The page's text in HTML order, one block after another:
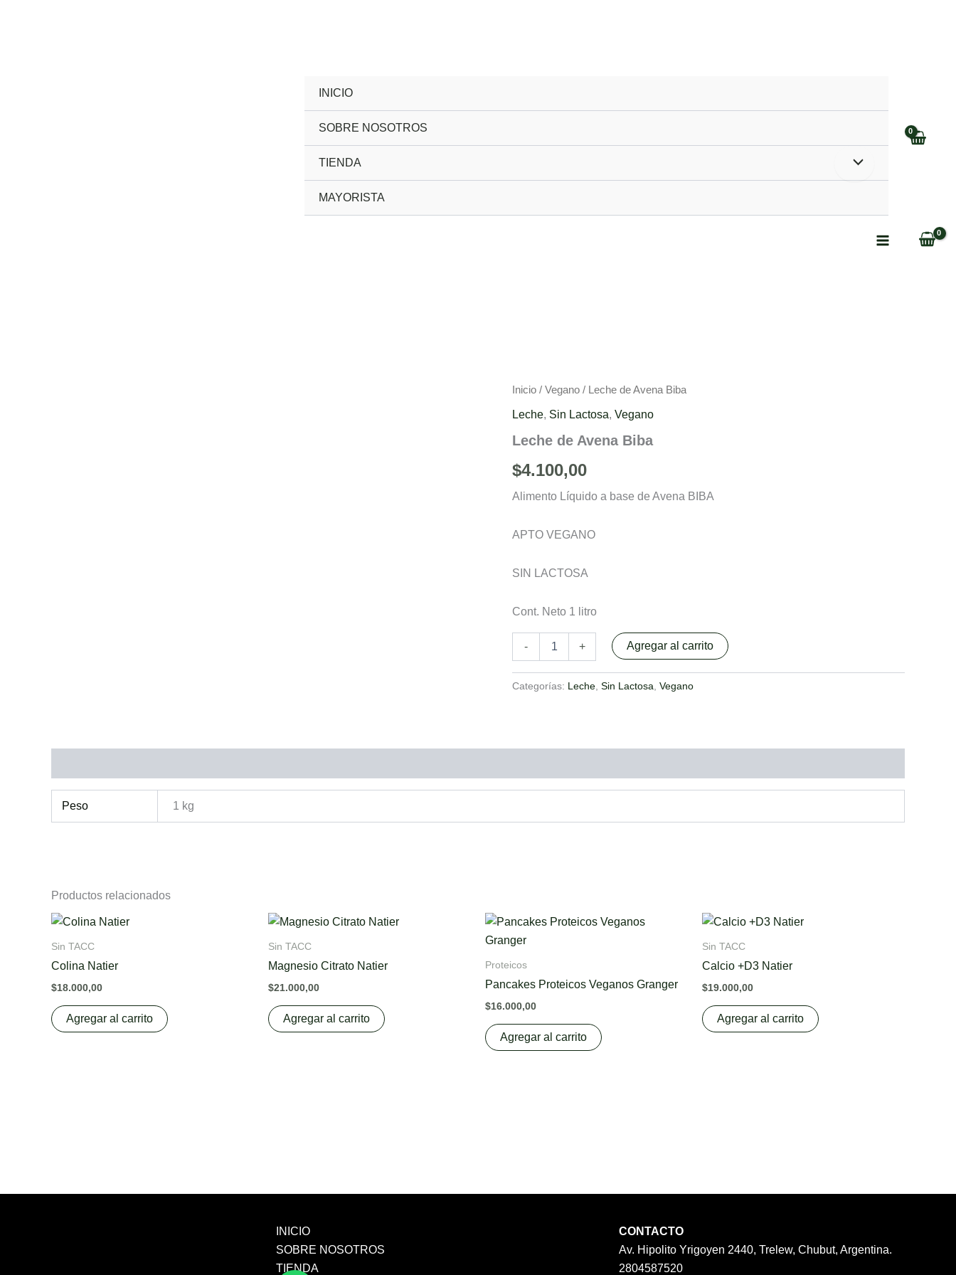
INICIO
SOBRE NOSOTROS
TIENDA
MAYORISTA
Inicio / Vegano / Leche de Avena Biba
Leche, Sin Lactosa, Vegano
Leche de Avena Biba
$4.100,00
Alimento Líquido a base de Avena BIBA
APTO VEGANO
SIN LACTOSA
Cont. Neto 1 litro
-
Leche
Avena
cantidad
+ Agregar al carrito
Categorías: Leche Sin Lactosa Vegano
Peso 1 kg
Productos relacionados
Sin TACC
Colina Natier
$18.000,00
Agregar al carrito
Sin TACC
Magnesio Citrato Natier
$21.000,00
Agregar al carrito
Proteicos
Pancakes Proteicos Veganos Granger
$16.000,00
Agregar al carrito
Sin TACC
Calcio +D3 Natier
$19.000,00
Agregar al carrito
INICIO
SOBRE NOSOTROS
TIENDA
CONTACTO
Av. Hipolito Yrigoyen 2440, Trelew, Chubut, Argentina.
2804587520